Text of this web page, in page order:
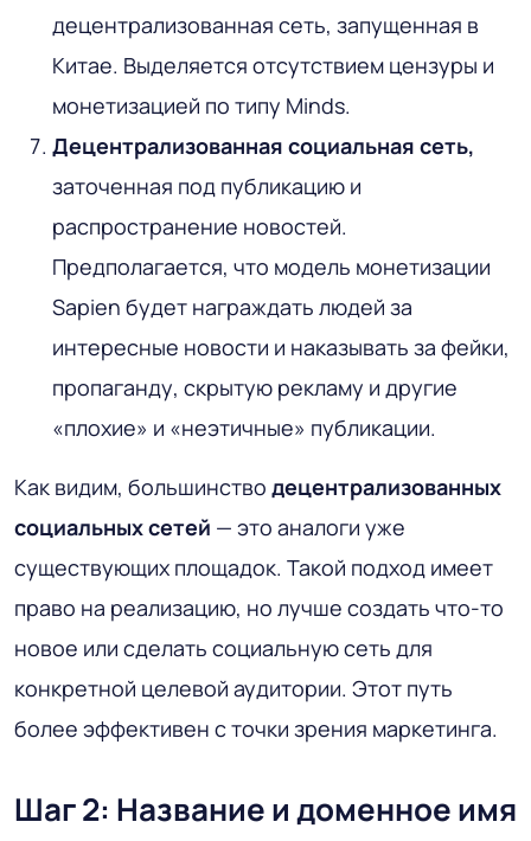
децентрализованная сеть, запущенная в
Китае. Выделяется отсутствием цензуры и
монетизацией по типу Minds.
Децентрализованная социальная сеть,
заточенная под публикацию и
распространение новостей.
Предполагается, что модель монетизации
Sapien будет награждать людей за
интересные новости и наказывать за фейки,
пропаганду, скрытую рекламу и другие
«плохие» и «неэтичные» публикации.
Как видим, большинство децентрализованных
социальных сетей — это аналоги уже
существующих площадок. Такой подход имеет
право на реализацию, но лучше создать что-то
новое или сделать социальную сеть для
конкретной целевой аудитории. Этот путь
более эффективен с точки зрения маркетинга.
Шаг 2: Название и доменное имя